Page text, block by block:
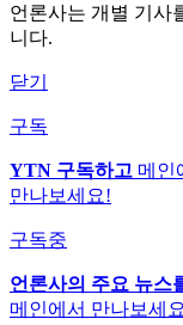
언론사는 개별 기사
니다.
닫기
구독
YTN 구독하고 메인
만나보세요!
구독중
언론사의 주요 뉴스
메인에서 만나보세